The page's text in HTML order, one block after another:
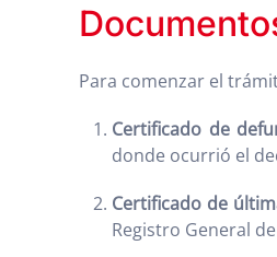
Para comenzar el
Certificado de
donde ocurrió el
Certificado de
Registro General